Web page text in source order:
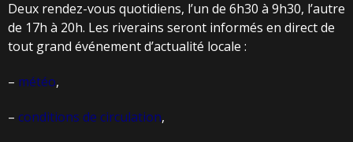
Deux rendez-vous quotidiens, l’un de 6h30 à 9h30, l’autre
de 17h à 20h. Les riverains seront informés en direct de
tout grand événement d’actualité locale :
– météo,
– conditions de circulation,